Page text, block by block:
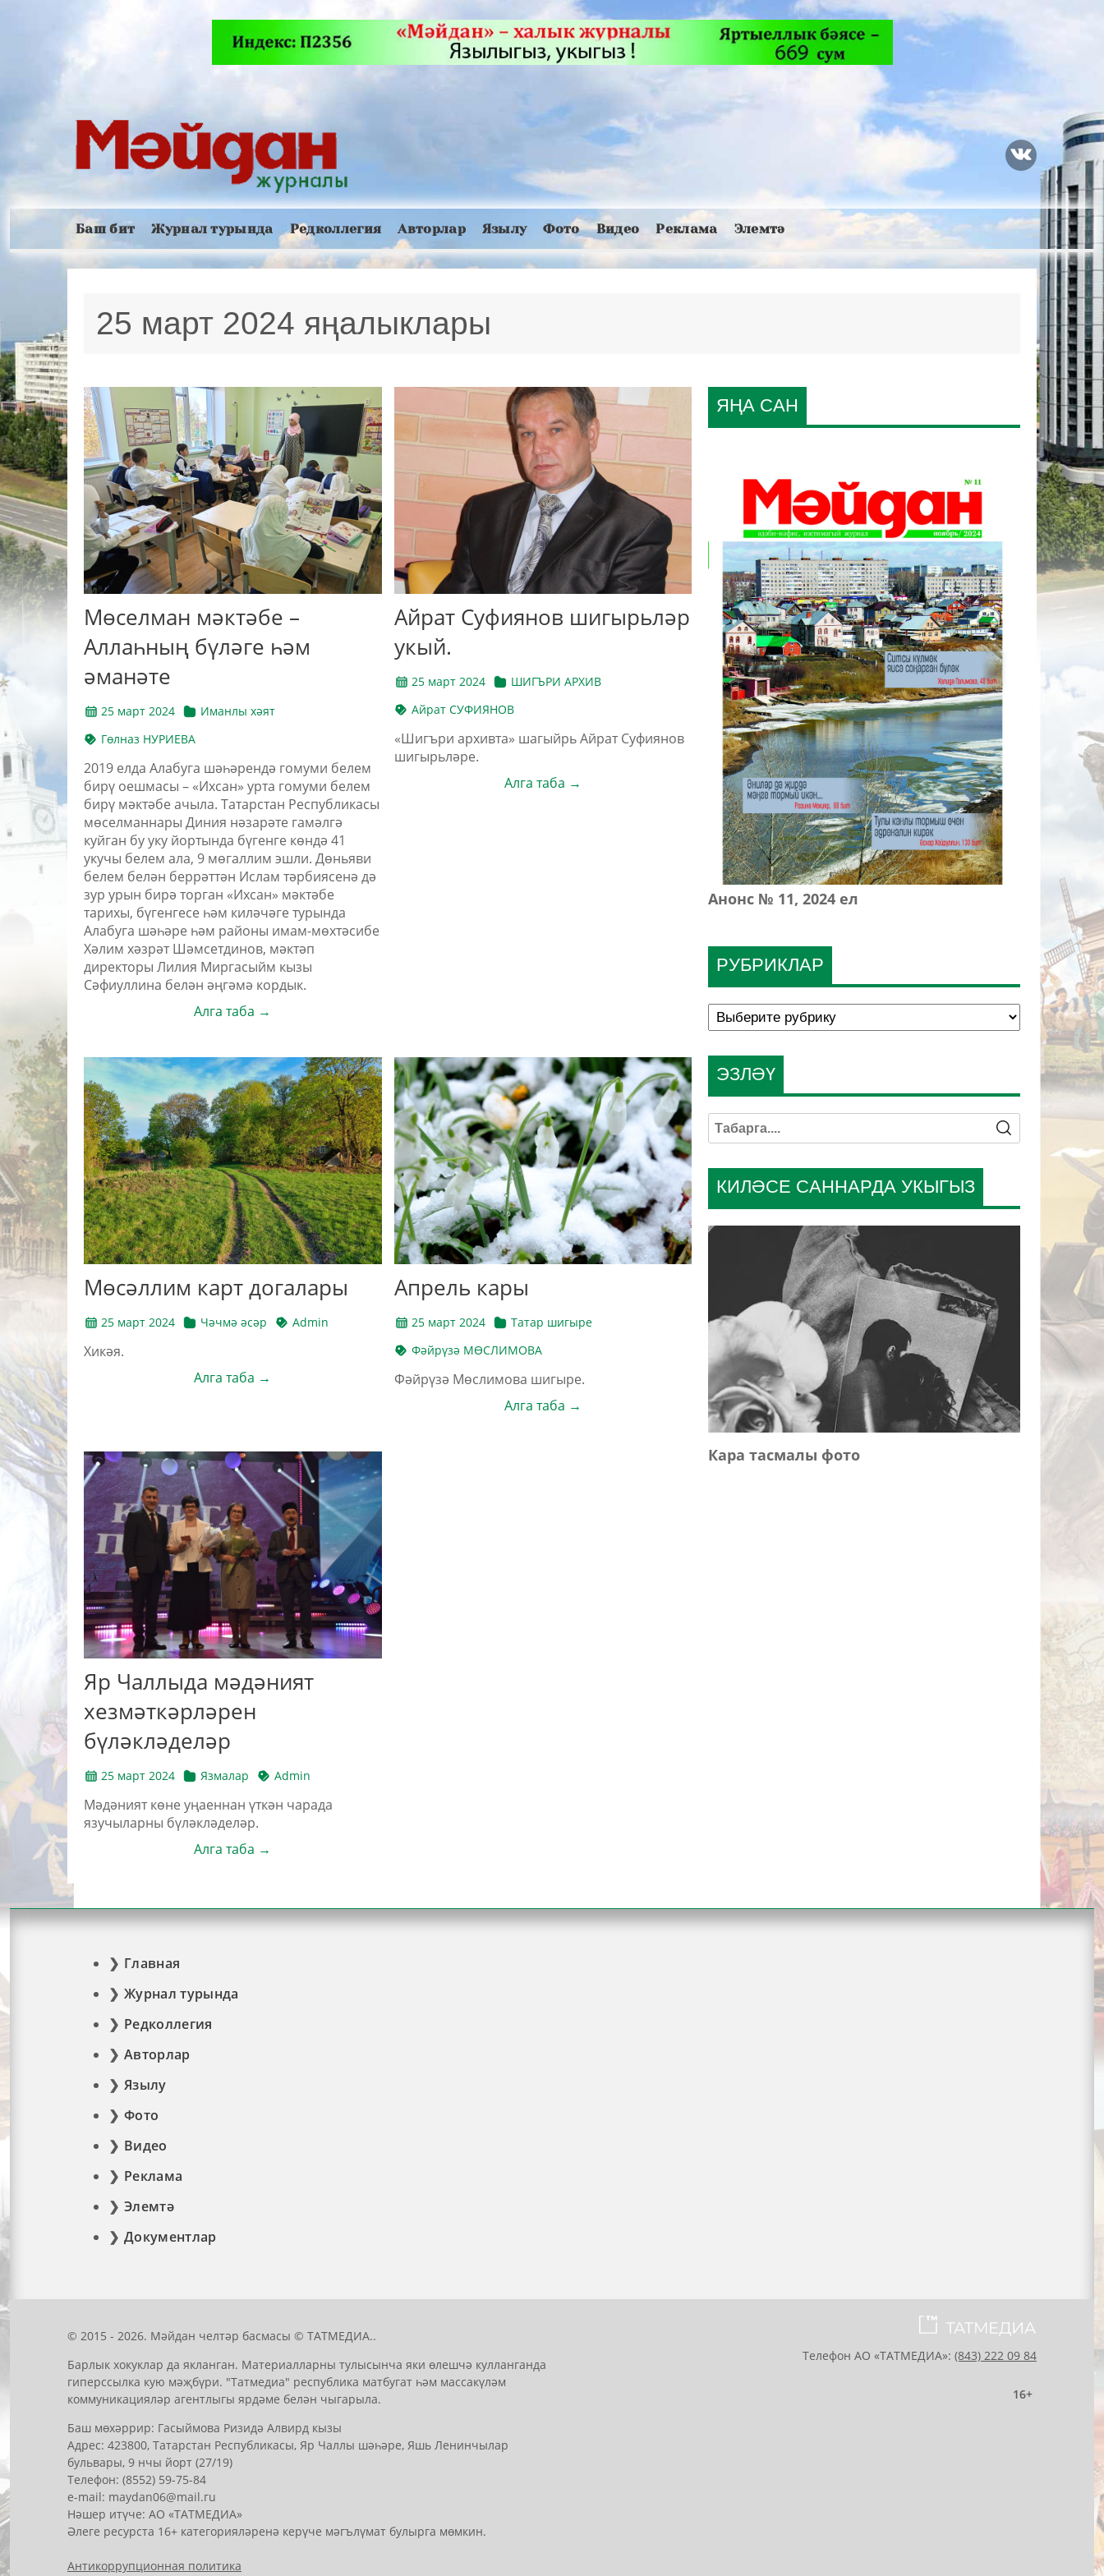
Баш бит Журнал турында Редколлегия Авторлар Язылу Фото Видео Реклама Элемтә
25 март 2024 яңалыклары
Мөселман мәктәбе –
Аллаһның бүләге һәм
әманәте
25 март 2024
Иманлы хәят
Гөлназ НУРИЕВА
2019 елда Алабуга шәһәрендә гомуми белем
бирү оешмасы – «Ихсан» урта гомуми белем
бирү мәктәбе ачыла. Татарстан Республикасы
мөселманнары Диния нәзарәте гамәлгә
куйган бу уку йортында бүгенге көндә 41
укучы белем ала, 9 мөгаллим эшли. Дөньяви
белем белән беррәттән Ислам тәрбиясенә дә
зур урын бирә торган «Ихсан» мәктәбе
тарихы, бүгенгесе һәм киләчәге турында
Алабуга шәһәре һәм районы имам-мөхтәсибе
Хәлим хәзрәт Шәмсетдинов, мәктәп
директоры Лилия Миргасыйм кызы
Сәфиуллина белән әңгәмә кордык.
Алга таба →
Айрат Суфиянов шигырьләр
укый.
25 март 2024
ШИГЪРИ АРХИВ
Айрат СУФИЯНОВ
«Шигъри архивта» шагыйрь Айрат Суфиянов
шигырьләре.
Алга таба →
Мөсәллим карт догалары
25 март 2024 Чәчмә әсәр Admin
Хикәя.
Алга таба →
Апрель кары
25 март 2024
Татар шигыре
Фәйрүзә МӨСЛИМОВА
Фәйрүзә Мөслимова шигыре.
Алга таба →
Яр Чаллыда мәдәният
хезмәткәрләрен
бүләкләделәр
25 март 2024 Язмалар Admin
Мәдәният көне уңаеннан үткән чарада
язучыларны бүләкләделәр.
Алга таба →
РУБРИКЛАР
ЯҢА САН
Анонс № 11, 2024 ел
КИЛӘСЕ САННАРДА УКЫГЫЗ
Кара тасмалы фото
ЭЗЛӘҮ
Главная
Журнал турында
Редколлегия
Авторлар
Язылу
Фото
Видео
Реклама
Элемтә
Документлар
© 2015 - 2026. Мәйдан челтәр басмасы © ТАТМЕДИА..
Барлык хокуклар да якланган. Материалларны тулысынча яки өлешчә кулланганда
гиперссылка кую мәҗбүри. "Татмедиа" республика матбугат һәм массакүләм
коммуникацияләр агентлыгы ярдәме белән чыгарыла.
Баш мөхәррир: Гасыймова Ризидә Алвирд кызы
Адрес: 423800, Татарстан Республикасы, Яр Чаллы шәһәре, Яшь Ленинчылар
бульвары, 9 нчы йорт (27/19)
Телефон: (8552) 59-75-84
е-mail: mауdаn06@mail.гu
Нәшер итүче: АО «ТАТМЕДИА»
Әлеге ресурста 16+ категорияләренә керүче мәгълүмат булырга мөмкин.
Антикоррупционная политика
Телефон АО «ТАТМЕДИА»: (843) 222 09 84
16+